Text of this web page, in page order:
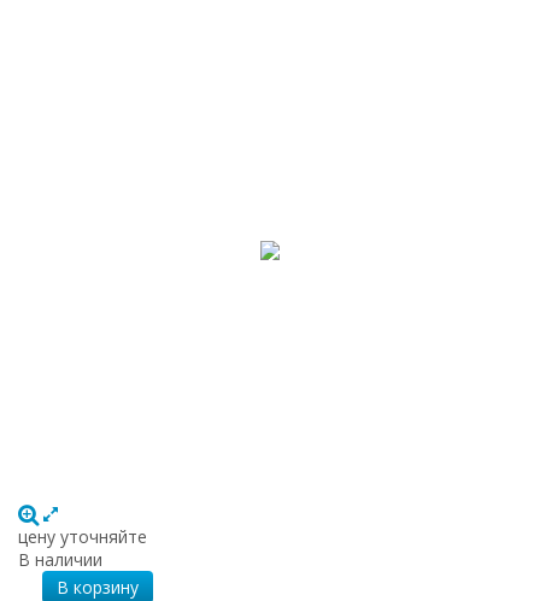
цену уточняйте
В наличии
В корзину